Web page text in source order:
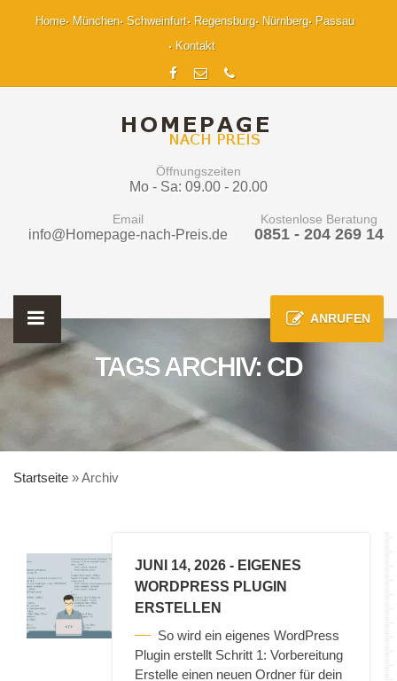
Home München Schweinfurt Regensburg Nürnberg
Passau
Kontakt
Öffnungszeiten
Mo - Sa: 09.00 - 20.00
Email
info@Homepage-nach-Preis.de
Kostenlose Beratung
0851 - 204 269 14
ANRUFEN
TAGS ARCHIV: CD
Startseite »Archiv
JUNI 14, 2026 - EIGENES
WORDPRESS PLUGIN
ERSTELLEN
So wird ein eigenes WordPress
Plugin erstellt Schritt 1: Vorbereitung
Erstelle einen neuen Ordner für dein